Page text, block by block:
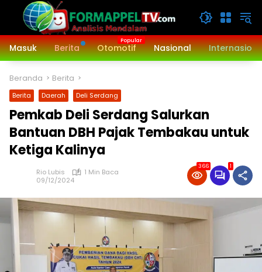
Langsung
konten
Masuk
Berita Otomotif Nasional
Beranda Berita
Berita Daerah Deli Serdang
Pemkab Deli Serdang Salurkan
Bantuan DBH Pajak Tembakau untuk
Ketiga Kalinya
Rio Lubis
1 Min Baca
09/12/2024
366 1